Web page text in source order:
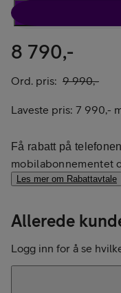
8 790,-
Ord. pris: 9 990,-
Laveste pris: 7 990,-
Få rabatt på telefonen
mobilabonnementet
Les mer om Rabattavtale
Allerede
Logg inn for å se